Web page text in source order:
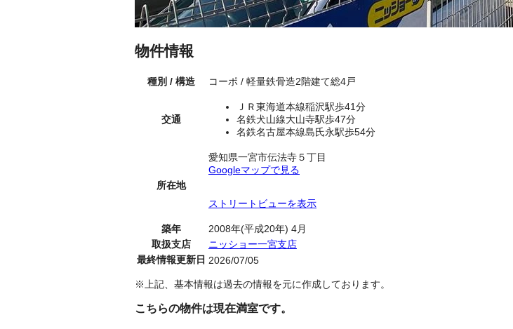
物件情報
種別 / 構造 コーポ / 軽量鉄骨造2階建て総4戸
交通
ＪＲ東海道本線稲沢駅歩41分
名鉄犬山線大山寺駅歩47分
名鉄名古屋本線島氏永駅歩54分
所在地
愛知県一宮市伝法寺５丁目
Googleマップで見る
ストリートビューを表示
築年
2008年(平成20年) 4月
取扱支店
ニッショー一宮支店
最終情報更新日 2026/07/05
※上記、基本情報は過去の情報を元に作成しております。
こちらの物件は現在満室です。